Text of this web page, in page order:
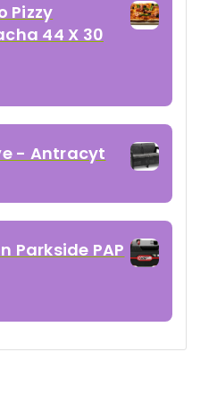
Pizzy
44 X 30
- Antracyt
Parkside PAP